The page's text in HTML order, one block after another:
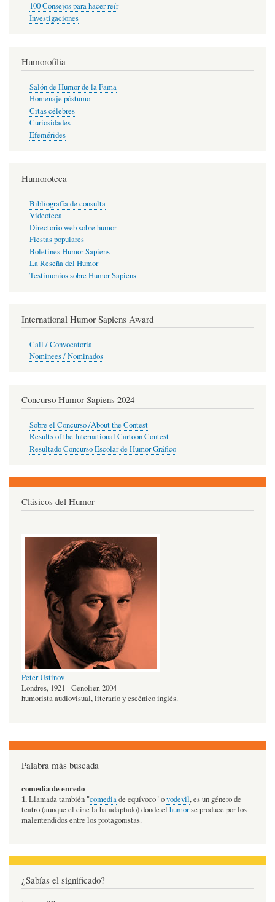
100 Consejos para hacer reír
Investigaciones
Humorofilia
Salón de Humor de la Fama
Homenaje póstumo
Citas célebres
Curiosidades
Efemérides
Humoroteca
Bibliografía de consulta
Videoteca
Directorio web sobre humor
Fiestas populares
Boletines Humor Sapiens
La Reseña del Humor
Testimonios sobre Humor Sapiens
International Humor Sapiens Award
Call / Convocatoria
Nominees / Nominados
Concurso Humor Sapiens 2024
Sobre el Concurso /About the Contest
Results of the International Cartoon Contest
Resultado Concurso Escolar de Humor Gráfico
Clásicos del Humor
Peter Ustinov
Londres, 1921 - Genolier, 2004
humorista audiovisual, literario y escénico inglés.
Palabra más buscada
comedia de enredo
1.Llamada también "comediade equívoco" ovodevil, es un género de
teatro (aunque el cine la ha adaptado) donde el humorse produce por los
malentendidos entre los protagonistas.
¿Sabías el significado?